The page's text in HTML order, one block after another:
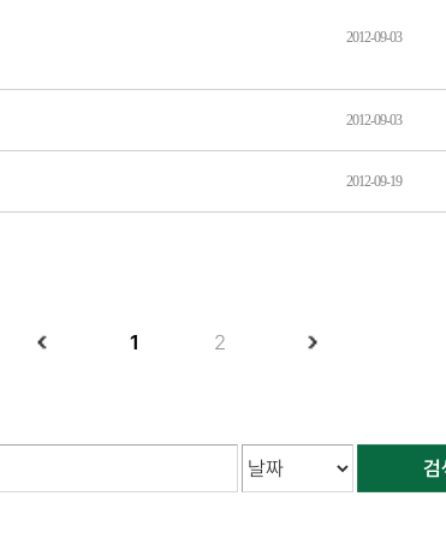
2012-09-03
2012-09-03
2012-09-19
1 2
검